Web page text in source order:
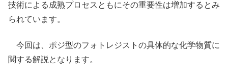
技術による成熟プロセスともにその重要性は増加するとみ
られています。
今回は、ポジ型のフォトレジストの具体的な化学物質に
関する解説となります。